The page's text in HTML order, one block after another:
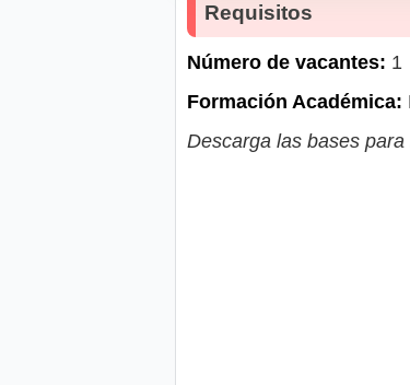
Requisitos
Número de vacantes: 1
Formación Académica:
Descarga las bases